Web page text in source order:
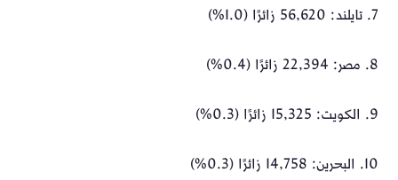
7. تايلند: 56,620 زائرًا (1.0%)
8. مصر: 22,394 زائرًا (0.4%)
9. الكويت: 15,325 زائرًا (0.3%)
10. البحرين: 14,758 زائرًا (0.3%)